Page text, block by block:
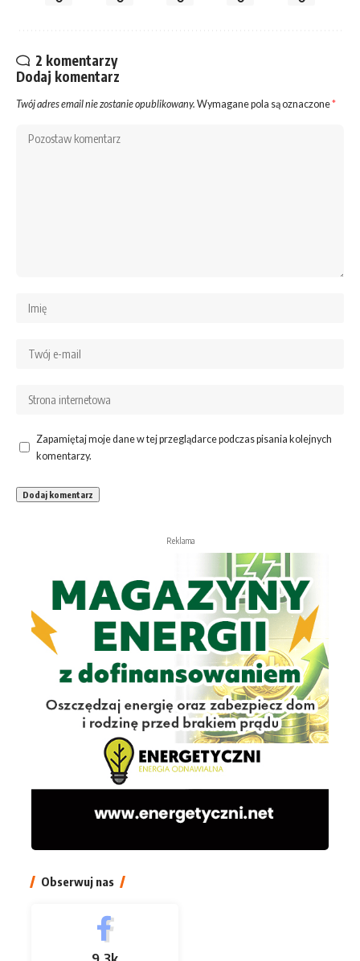
2 komentarzy
Dodaj komentarz
Twój adres email nie zostanie opublikowany. Wymagane pola są oznaczone*
Zapamiętaj moje dane w tej przeglądarce podczas pisania kolejnych
komentarzy.
Reklama
Obserwuj nas